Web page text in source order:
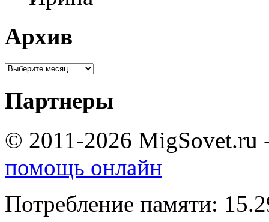
Архив
Партнеры
© 2011-2026 MigSovet.ru
помощь онлайн
Потребление памяти: